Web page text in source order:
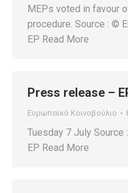
MEPs voted in favour
procedure. Source : ©
EP Read More
Press release –
Ευρωπαϊκό Κοινοβούλιο
Tuesday 7 July Source
EP Read More